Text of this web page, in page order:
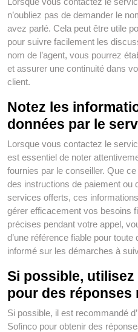
n’oubliez pas de demander le
avez parlé. Cela peut être utile
pour suivre facilement les
nom de l’agent, vous pourrez
et assurer une continuité dans
client.
Notez les
données par le
Lorsque vous contactez le
est essentiel de noter
fournies par le conseiller. Que
des instructions de paiement ou
services offerts, ces
gérer efficacement vos besoins
précises pendant votre appel,
d’une référence fiable pour
informé sur les démarches à
Si possible,
pour des réponses
Si possible, il est recommandé
Sofinco pour obtenir des